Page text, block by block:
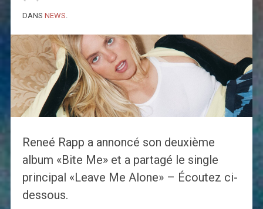
DANS NEWS
Reneé Rapp a annoncé son deuxième
album «Bite Me» et a partagé le single
principal «Leave Me Alone» – Écoutez ci-
dessous.